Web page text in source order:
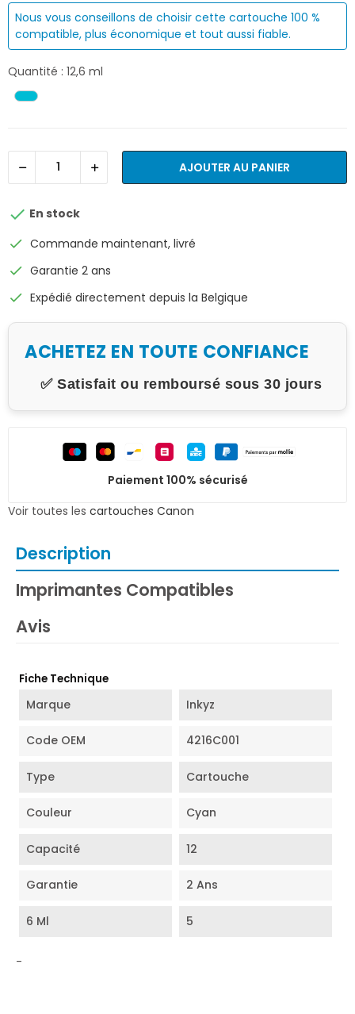
Nous vous conseillons de choisir cette cartouche 100 %
compatible, plus économique et tout aussi fiable.
Quantité : 12,6 ml
AJOUTER AU PANIER
 En stock
check Commande maintenant, livré
check Garantie 2 ans
check Expédié directement depuis la Belgique
ACHETEZ EN TOUTE CONFIANCE
✅ Satisfait ou remboursé sous 30 jours
Paiement 100% sécurisé
Voir toutes les cartouches Canon
Description
Imprimantes Compatibles
Avis
Fiche Technique
Marque Inkyz
Code OEM 4216C001
Type Cartouche
Couleur Cyan
Capacité 12
Garantie 2 Ans
6 Ml 5
-